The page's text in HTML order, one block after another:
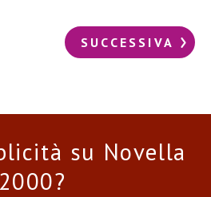
SUCCESSIVA
su Novella
2000?